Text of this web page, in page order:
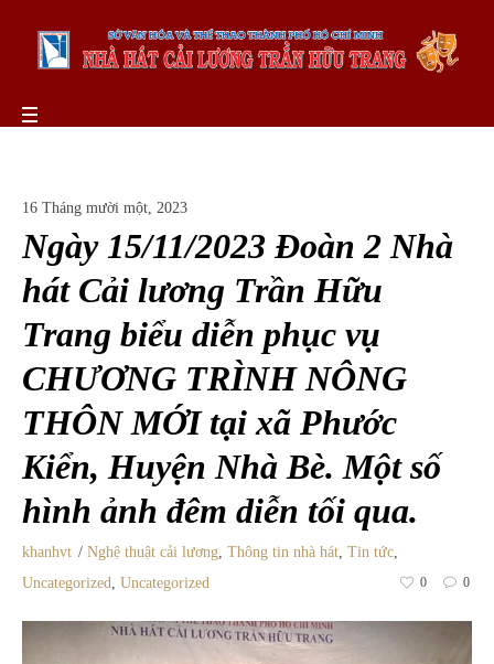
16 Tháng mười một, 2023
Ngày 15/11/2023 Đoàn 2 Nhà
hát Cải lương Trần Hữu
Trang biểu diễn phục vụ
CHƯƠNG TRÌNH NÔNG
THÔN MỚI tại xã Phước
Kiển, Huyện Nhà Bè. Một số
hình ảnh đêm diễn tối qua.
khanhvt Nghệ thuật cải lương, Thông tin nhà hát, Tin tức,
Uncategorized, Uncategorized 0 0